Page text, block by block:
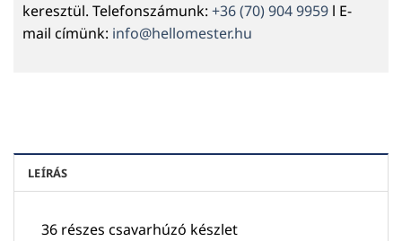
keresztül. Telefonszámunk: +36 (70) 904 9959 l E-
mail címünk: info@hellomester.hu
LEÍRÁS
36 részes csavarhúzó készlet